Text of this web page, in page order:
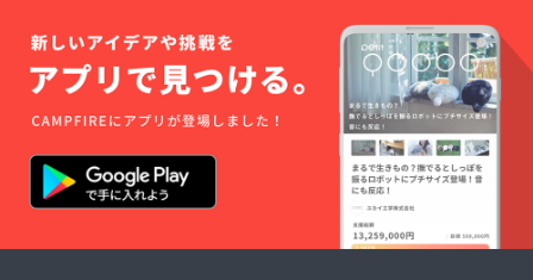
時「活
動報
告」を
通して
ご報告
させて
いただ
きま
す。
は、お
届け時
期に変
更や遅
れが生
じる場
合がご
ざいま
す。恐
れ入り
が、予
ロジェ
クトが
成立し
た場
合、
年11 月
上旬】
からご
支援順
けを予
け時
期】 プ
ロジェ
クトが
成立し
た場
合、
【2021
年10 月
上旬】
支援順
承くだ
さい。
※背当て
の素材
はメッ
シュ素
材(カ
ラー：
ブラッ
更にな
す。予
めご了
承くだ
さい。
※背当て
の素材
はメッ
シュ素
材(カ
ブラッ
ク）に
仕様変